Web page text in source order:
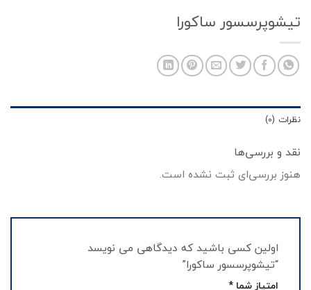
تیشوپرسسور ساکورا
نظرات (0)
نقد و بررسی‌ها
هنوز بررسی‌ای ثبت نشده است.
اولین کسی باشید که دیدگاهی می نویسد
“تیشوپرسسور ساکورا”
امتیاز شما *